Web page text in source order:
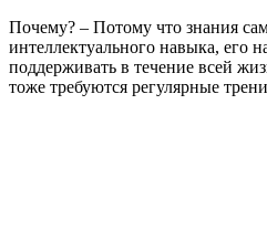
Почему? – Потому что знания
интеллектуального навыка, его
поддерживать в течение всей
тоже требуются регулярные